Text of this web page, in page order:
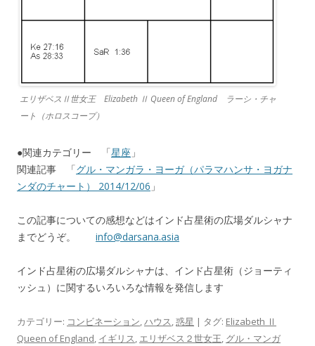
エリザベスⅡ世女王 Elizabeth Ⅱ Queen of England ラーシ・チャ
ート（ホロスコープ）
●関連カテゴリー 「星座 」
関連記事 「グル・マンガラ・ヨーガ（パラマハンサ・ヨガナ
ンダのチャート） 2014/12/06 」
この記事についての感想などはインド占星術の広場ダルシャナ
までどうぞ。 info@darsana.asia
インド占星術の広場ダルシャナは、インド占星術（ジョーティ
ッシュ）に関するいろいろな情報を発信します
カテゴリー: コンビネーション,ハウス,惑星 | タグ: Elizabeth Ⅱ
Queen of England, イギリス, エリザベス２世女王, グル・マンガ